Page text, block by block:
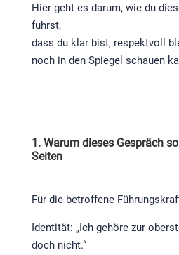
Hier geht es darum, wie du
führst,
dass du klar bist, respektvoll
noch in den Spiegel schauen
1. Warum dieses Gespräch
Seiten
Für die betroffene
Identität: „Ich gehöre zur
doch nicht.“